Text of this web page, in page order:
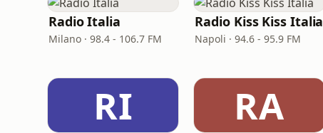
Radio Italia
Milano · 98.4 - 106.7 FM
Radio Kiss Kiss Italia
Napoli · 94.6 - 95.9 FM
RI RA